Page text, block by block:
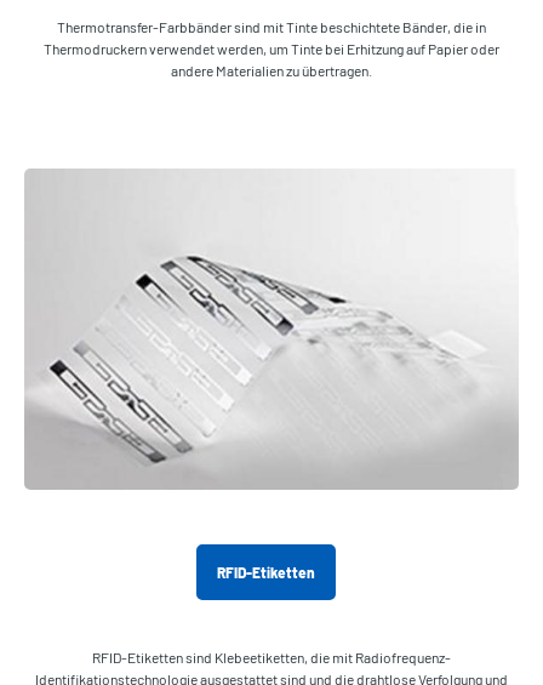
Thermotransfer-Farbbänder sind mit Tinte beschichtete Bänder, die in
Thermodruckern verwendet werden, um Tinte bei Erhitzung auf Papier oder
andere Materialien zu übertragen.
RFID-Etiketten
RFID-Etiketten sind Klebeetiketten, die mit Radiofrequenz-
Identifikationstechnologie ausgestattet sind und die drahtlose Verfolgung und